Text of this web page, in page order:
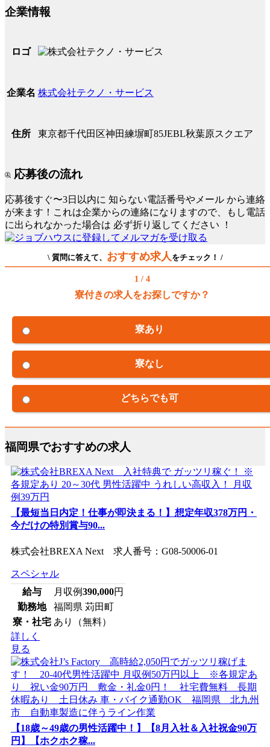
企業情報
ロゴ
企業名 株式会社テクノ・サービス
住所 東京都千代田区神田練塀町85JEBL秋葉原スクエア
応募後の流れ
応募後すぐ〜3日以内に 知らない電話番号やメール から連絡
が来ます！これは企業からの連絡になりますので、もし電話
に出られなかった場合は 必ず折り返してください ！
\ 質問に答えて、 おすすめ求人をチェック！ /
1 / 4
寮付きの求人をお探しですか？
寮あり
寮なし
どちらでも可
福岡県でおすすめの求人
【最短当日内定！仕事が即決まる！】想定年収378万円・
今だけの特別賞与90...
株式会社BREXA Next 求人番号：G08-50006-01
スペシャル
給与
月収例390,000円
勤務地
福岡県 苅田町
寮・社宅 あり（無料）
詳しく
見る
【18歳～49歳の男性活躍中！】【8月入社＆入社祝金90万
円】【ホクホク稼...